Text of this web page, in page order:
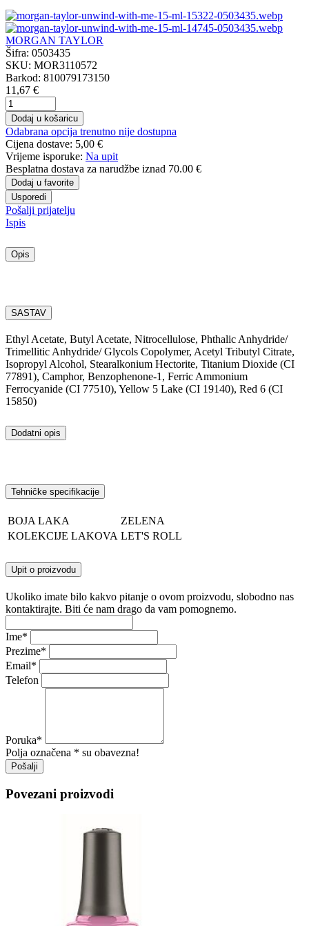
MORGAN TAYLOR
Šifra: 0503435
SKU: MOR3110572
Barkod: 810079173150
11,67 €
Dodaj u košaricu
Odabrana opcija trenutno nije dostupna
Cijena dostave: 5,00 €
Vrijeme isporuke: Na upit
Besplatna dostava za narudžbe iznad 70.00 €
Dodaj u favorite
Usporedi
Pošalji prijatelju
Ispis
Opis
SASTAV
Ethyl Acetate, Butyl Acetate, Nitrocellulose, Phthalic Anhydride/
Trimellitic Anhydride/ Glycols Copolymer, Acetyl Tributyl Citrate,
Isopropyl Alcohol, Stearalkonium Hectorite, Titanium Dioxide (CI
77891), Camphor, Benzophenone-1, Ferric Ammonium
Ferrocyanide (CI 77510), Yellow 5 Lake (CI 19140), Red 6 (CI
15850)
Dodatni opis
Tehničke specifikacije
BOJA LAKA
ZELENA
KOLEKCIJE LAKOVA LET'S ROLL
Upit o proizvodu
Ukoliko imate bilo kakvo pitanje o ovom proizvodu, slobodno nas
kontaktirajte. Biti će nam drago da vam pomognemo.
Ime*
Prezime*
Email*
Telefon
Poruka*
Polja označena * su obavezna!
Pošalji
Povezani proizvodi